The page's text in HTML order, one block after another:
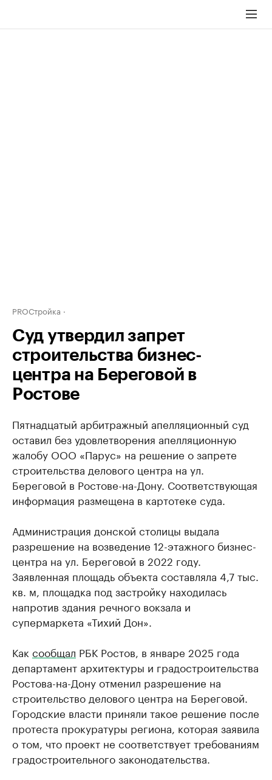
PROСтройка
Суд утвердил запрет
строительства бизнес-
центра на Береговой в
Ростове
Пятнадцатый арбитражный апелляционный суд
оставил без удовлетворения апелляционную
жалобу ООО «Парус» на решение о запрете
строительства делового центра на ул.
Береговой в Ростове-на-Дону. Соответствующая
информация размещена в картотеке суда.
Администрация донской столицы выдала
разрешение на возведение 12-этажного бизнес-
центра на ул. Береговой в 2022 году.
Заявленная площадь объекта составляла 4,7 тыс.
кв. м, площадка под застройку находилась
напротив здания речного вокзала и
супермаркета «Тихий Дон».
Как сообщал РБК Ростов, в январе 2025 года
департамент архитектуры и градостроительства
Ростова-на-Дону отменил разрешение на
строительство делового центра на Береговой.
Городские власти приняли такое решение после
протеста прокуратуры региона, которая заявила
о том, что проект не соответствует требованиям
градостроительного законодательства.